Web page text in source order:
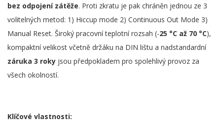
bez odpojení zátěže. Proti zkratu je pak chráněn jednou ze 3
volitelných metod: 1) Hiccup mode 2) Continuous Out Mode 3)
Manual Reset. Široký pracovní teplotní rozsah (-25 °C až 70 °C),
kompaktní velikost včetně držáku na DIN lištu a nadstandardní
záruka 3 roky jsou předpokladem pro spolehlivý provoz za
všech okolností.
Klíčové vlastnosti: